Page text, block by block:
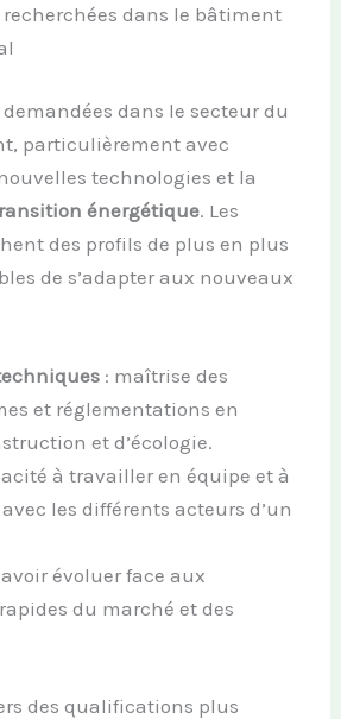
recherchées dans le bâtiment
dans le secteur du
particulièrement avec
technologies et la
énergétique. Les
des profils de plus en plus
de s’adapter aux nouveaux
: maîtrise des
et réglementations en
et d’écologie.
à travailler en équipe et à
les différents acteurs d’un
évoluer face aux
du marché et des
des qualifications plus